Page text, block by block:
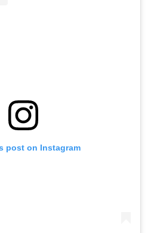
post on Instagram